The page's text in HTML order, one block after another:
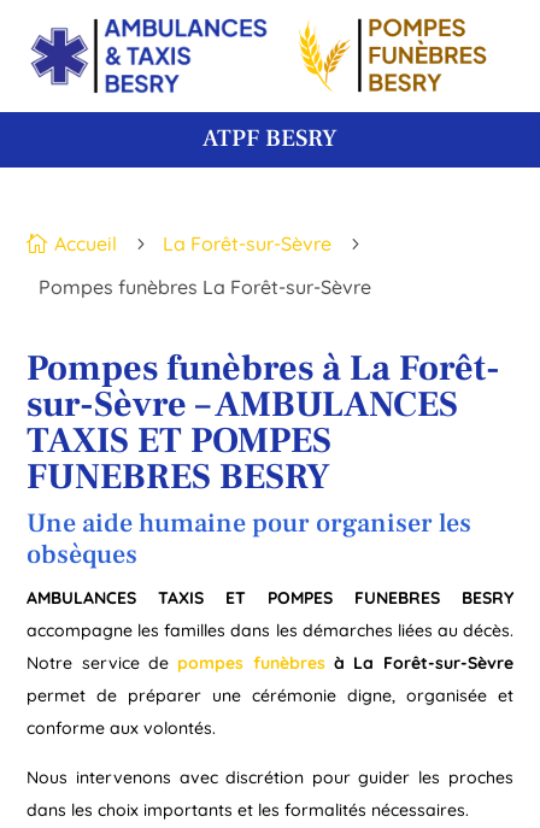
ATPF BESRY
 Accueil 5 La Forêt-sur-Sèvre 5
Pompes funèbres La Forêt-sur-Sèvre
Pompes funèbres à La Forêt-
sur-Sèvre – AMBULANCES
TAXIS ET POMPES
FUNEBRES BESRY
Une aide humaine pour organiser les
obsèques
AMBULANCES TAXIS ET POMPES FUNEBRES BESRY
accompagne les familles dans les démarches liées au décès.
Notre service depompes funèbresà La Forêt-sur-Sèvre
permet de préparer une cérémonie digne, organisée et
conforme aux volontés.
Nous intervenons avec discrétion pour guider les proches
dans les choix importants et les formalités nécessaires.